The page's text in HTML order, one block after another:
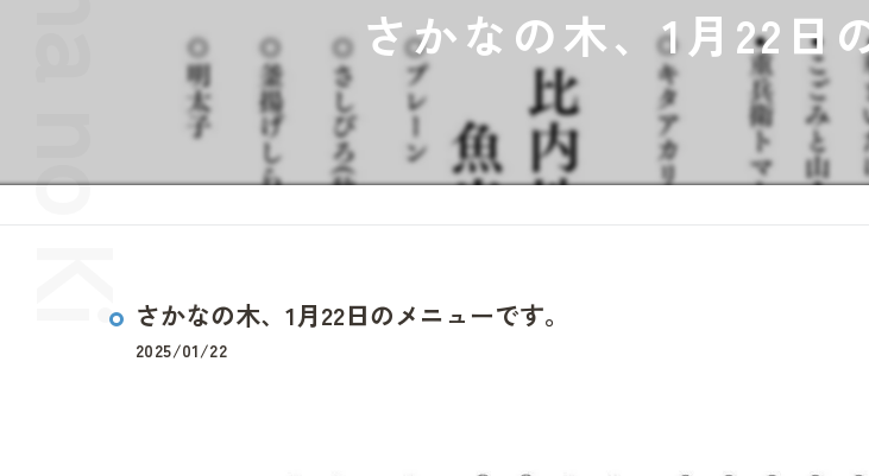
さかなの木、1月22日
さかなの木、1月22日のメニューです。
2025/01/22